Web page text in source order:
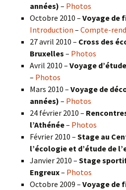
années) – Photos
Octobre 2010 – Voyage de
Introduction – Compte-
27 avril 2010 – Cross des
Bruxelles – Photos
Avril 2010 – Voyage
– Photos
Mars 2010 – Voyage de
années) – Photos
24 février 2010 –
l’Athénée– Photos
Février 2010 – Stage au
l’écologie et d’étude de
Janvier 2010 – Stage sportif
Engreux– Photos
Octobre 2009 – Voyage de